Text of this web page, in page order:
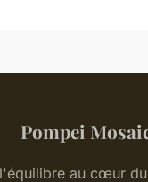
Pompei
au cœur